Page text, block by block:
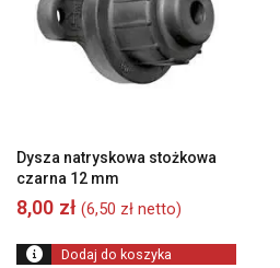
Dysza natryskowa stożkowa
czarna 12 mm
8,00 zł (6,50 zł netto)
Dodaj do koszyka